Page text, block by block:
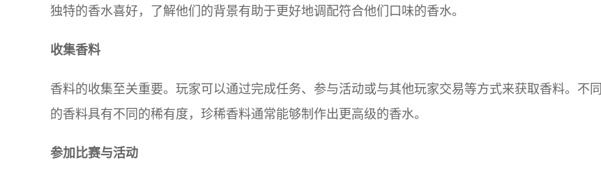
独特的香水喜好，了解他们的背景有助于更好地调配符合他们口味的香水。
收集香料
香料的收集至关重要。玩家可以通过完成任务、参与活动或与其他玩家交易等方式来获取香料。不同
的香料具有不同的稀有度，珍稀香料通常能够制作出更高级的香水。
参加比赛与活动